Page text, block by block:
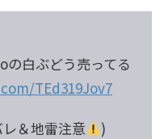
の白ぶどう売ってる
TEd319Jov7
＆地雷注意
)